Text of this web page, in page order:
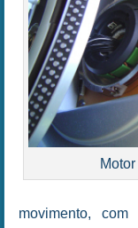
movimento,